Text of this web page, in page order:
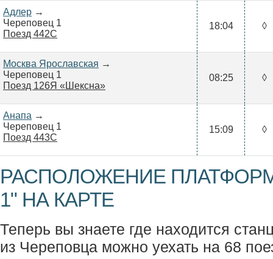
Адлер →
Череповец 1
Поезд 442С
18:04 ◊
Москва Ярославская →
Череповец 1
Поезд 126Я «Шексна»
08:25 ◊
Анапа →
Череповец 1
Поезд 443С
15:09 ◊
РАСПОЛОЖЕНИЕ
1" НА КАРТЕ
Теперь вы знаете где находится
из Череповца можно уехать на 68